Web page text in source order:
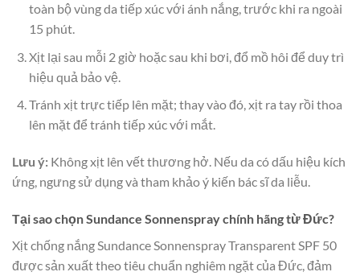
toàn bộ vùng da tiếp xúc với ánh nắng, trước khi ra ngoài
15 phút.
Xịt lại sau mỗi 2 giờ hoặc sau khi bơi, đổ mồ hôi để duy trì
hiệu quả bảo vệ.
Tránh xịt trực tiếp lên mặt; thay vào đó, xịt ra tay rồi thoa
lên mặt để tránh tiếp xúc với mắt.
Lưu ý: Không xịt lên vết thương hở. Nếu da có dấu hiệu kích
ứng, ngưng sử dụng và tham khảo ý kiến bác sĩ da liễu.
Tại sao chọn Sundance Sonnenspray chính hãng từ Đức?
Xịt chống nắng Sundance Sonnenspray Transparent SPF 50
được sản xuất theo tiêu chuẩn nghiêm ngặt của Đức, đảm